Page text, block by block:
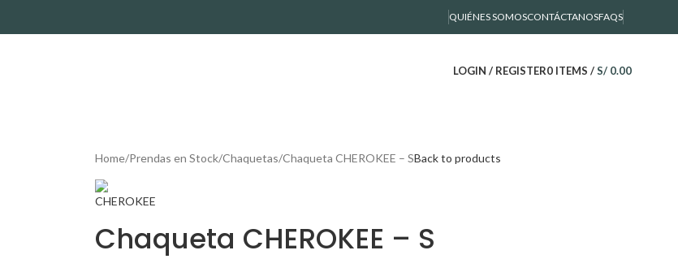
QUIÉNES SOMOSCONTÁCTANOSFAQS
LOGIN / REGISTER0 ITEMS / S/0.00
Home Prendas en Stock Chaquetas Chaqueta CHEROKEE – SBack to products
Chaqueta CHEROKEE – S